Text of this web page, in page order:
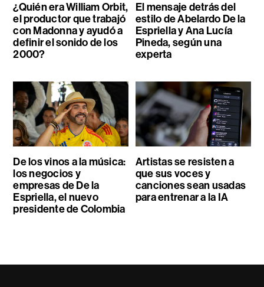
¿Quién era William Orbit,
el productor que trabajó
con Madonna y ayudó a
definir el sonido de los
2000?
El mensaje detrás del
estilo de Abelardo De la
Espriella y Ana Lucía
Pineda, según una
experta
De los vinos a la música:
los negocios y
empresas de De la
Espriella, el nuevo
presidente de Colombia
Artistas se resisten a
que sus voces y
canciones sean usadas
para entrenar a la IA